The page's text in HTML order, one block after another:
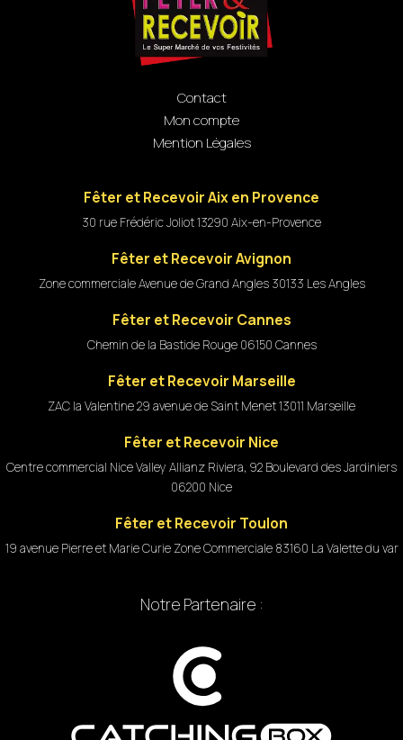
Contact
Mon compte
Mention Légales
Fêter et Recevoir Aix en Provence
30 rue Frédéric Joliot 13290 Aix-en-Provence
Fêter et Recevoir Avignon
Zone commerciale Avenue de Grand Angles 30133 Les Angles
Fêter et Recevoir Cannes
Chemin de la Bastide Rouge 06150 Cannes
Fêter et Recevoir Marseille
ZAC la Valentine 29 avenue de Saint Menet 13011 Marseille
Fêter et Recevoir Nice
Centre commercial Nice Valley Allianz Riviera, 92 Boulevard des Jardiniers
06200 Nice
Fêter et Recevoir Toulon
19 avenue Pierre et Marie Curie Zone Commerciale 83160 La Valette du var
Notre Partenaire :